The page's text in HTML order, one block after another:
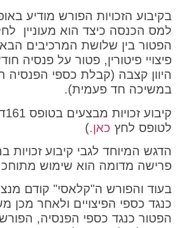
בקיבוע הזכויות הפורש מודיע
למס הכנסה כיצד הוא מעוניין
הפטור בין שלושת המרכיבים
פיצויי פיטורין, פטור על פנסיה
היוון קצבה (קבלת כספי הפנסיה
במשיכה חד פעמית).
לטופס לחץ כאן.)
הדגש המיוחד לגבי קיבוע
פרישה מדומה הוא שימוש
בעוד והפורש ה"קלאסי" קודם
כנגד כספי הפיצויים ולאחר
הפטור כנגד כספי הפנסיה,